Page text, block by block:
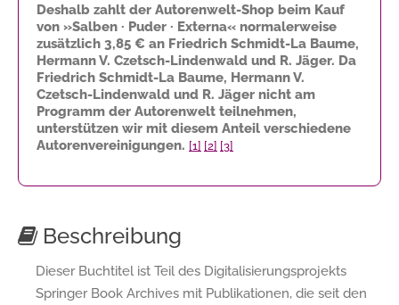
Deshalb zahlt der Autorenwelt-Shop beim Kauf
von »Salben · Puder · Externa« normalerweise
zusätzlich 3,85 € an Friedrich Schmidt-La Baume,
Hermann V. Czetsch-Lindenwald und R. Jäger. Da
Friedrich Schmidt-La Baume, Hermann V.
Czetsch-Lindenwald und R. Jäger nicht am
Programm der Autorenwelt teilnehmen,
unterstützen wir mit diesem Anteil verschiedene
Autorenvereinigungen. [1] [2] [3]
Beschreibung
Dieser Buchtitel ist Teil des Digitalisierungsprojekts
Springer Book Archives mit Publikationen, die seit den